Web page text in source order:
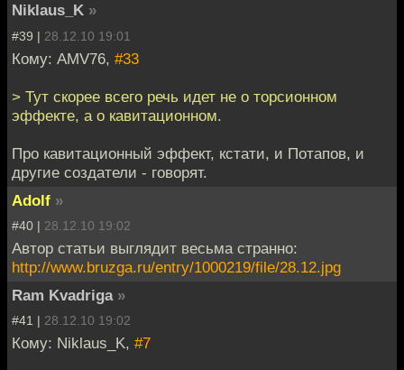
Niklaus_K »
#39 | 28.12.10 19:01
Кому: AMV76, #33
> Тут скорее всего речь идет не о торсионном
эффекте, а о кавитационном.
Про кавитационный эффект, кстати, и Потапов, и
другие создатели - говорят.
Adolf »
#40 | 28.12.10 19:02
Автор статьи выглядит весьма странно:
http://www.bruzga.ru/entry/1000219/file/28.12.jpg
Ram Kvadriga »
#41 | 28.12.10 19:02
Кому: Niklaus_K, #7